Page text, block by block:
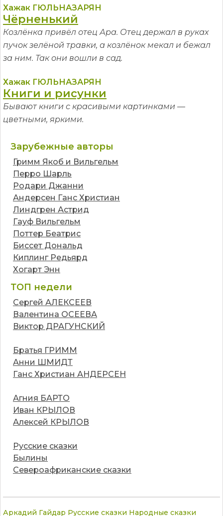
Хажак ГЮЛЬНАЗАРЯН
Чёрненький
Козлёнка привёл отец Ара. Отец держал в руках
пучок зелёной травки, а козлёнок мекал и бежал
за ним. Так они вошли в сад.
Хажак ГЮЛЬНАЗАРЯН
Книги и рисунки
Бывают книги с красивыми картинками —
цветными, яркими.
Зарубежные авторы
Гримм Якоб и Вильгельм
Перро Шарль
Родари Джанни
Андерсен Ганс Христиан
Линдгрен Астрид
Гауф Вильгельм
Поттер Беатрис
Биссет Дональд
Киплинг Редьярд
Хогарт Энн
ТОП недели
Сергей АЛЕКСЕЕВ
Валентина ОСЕЕВА
Виктор ДРАГУНСКИЙ
Братья ГРИММ
Анни ШМИДТ
Ганс Христиан АНДЕРСЕН
Агния БАРТО
Иван КРЫЛОВ
Алексей КРЫЛОВ
Русские сказки
Былины
Североафриканские сказки
Аркадий Гайдар Русские сказки Народные сказки